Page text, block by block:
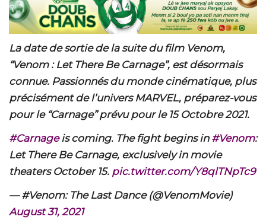
La date de sortie de la suite du film Venom,
“Venom : Let There Be Carnage”, est désormais
connue. Passionnés du monde cinématique, plus
précisément de l’univers MARVEL, préparez-vous
pour le “Carnage” prévu pour le 15 Octobre 2021.
#Carnageis coming. The fight begins in #Venom:
Let There Be Carnage, exclusively in movie
theaters October 15. pic.twitter.com/Y8qlTNpTc9
— #Venom: The Last Dance (@VenomMovie)
August 31, 2021